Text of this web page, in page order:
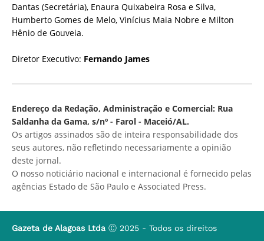
Dantas (Secretária), Enaura Quixabeira Rosa e Silva,
Humberto Gomes de Melo, Vinícius Maia Nobre e Milton
Hênio de Gouveia.
Diretor Executivo: Fernando James
Endereço da Redação, Administração e Comercial: Rua
Saldanha da Gama, s/nº - Farol - Maceió/AL.
Os artigos assinados são de inteira responsabilidade dos
seus autores, não refletindo necessariamente a opinião
deste jornal.
O nosso noticiário nacional e internacional é fornecido pelas
agências Estado de São Paulo e Associated Press.
Gazeta de Alagoas Ltda Ⓒ 2025 - Todos os direitos